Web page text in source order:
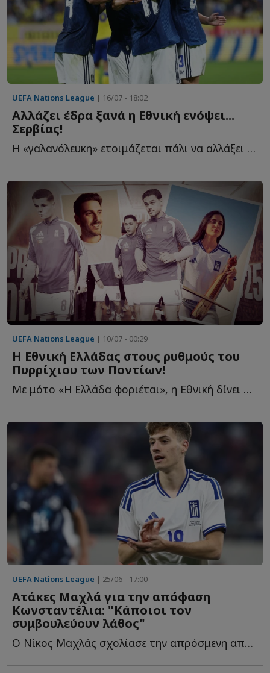
UEFA Nations League | 16/07 - 18:02
Αλλάζει έδρα ξανά η Εθνική ενόψει...
Σερβίας!
Η «γαλανόλευκη» ετοιμάζεται πάλι να αλλάξει γήπεδο π...
UEFA Nations League | 10/07 - 00:29
Η Εθνική Ελλάδας στους ρυθμούς του
Πυρρίχιου των Ποντίων!
Με μότο «Η Ελλάδα φοριέται», η Εθνική δίνει στη νέα τ...
UEFA Nations League | 25/06 - 17:00
Ατάκες Μαχλά για την απόφαση
Κωνσταντέλια: "Κάποιοι τον
συμβουλεύουν λάθος"
Ο Νίκος Μαχλάς σχολίασε την απρόσμενη απόφαση του Γιάννη Κ...